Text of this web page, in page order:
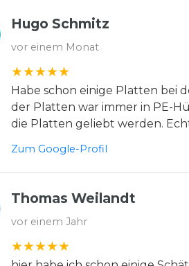
Hugo Schmitz
vor einem Monat
Habe schon einige Platten bei
der Platten war immer in PE-
die Platten geliebt werden.
Zum Google-Profil
Thomas Weilandt
vor einem Jahr